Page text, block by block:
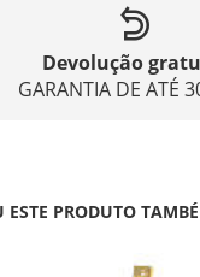
Devolução
GARANTIA DE ATÉ
PRODUTO